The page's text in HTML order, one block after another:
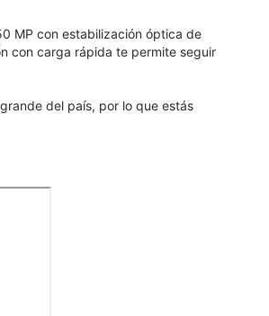
MP con estabilización óptica de
con carga rápida te permite seguir
del país, por lo que estás